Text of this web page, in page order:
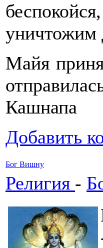
уничтожим
Майя
Кашнапа
Добавить
Бог Вишну
Религия -